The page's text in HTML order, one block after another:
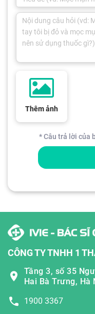
Thêm ảnh
* Câu trả lời của
CÔNG TY TNHH 1
Tầng 3, số 35
Hai Bà Trưng, Hà
1900 3367